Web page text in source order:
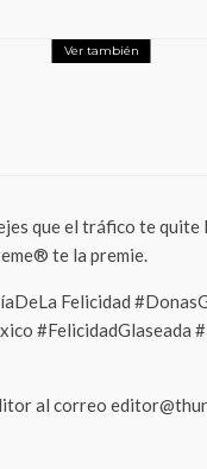
Ver también
que el tráfico te quite
te la premie.
Felicidad
#FelicidadGlaseada
al correo